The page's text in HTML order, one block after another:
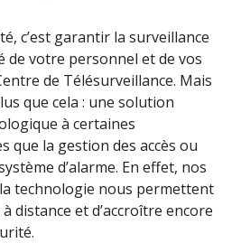
c’est garantir la surveillance
de votre personnel et de vos
de Télésurveillance. Mais
que cela : une solution
à certaines
que la gestion des accès ou
d’alarme. En effet, nos
technologie nous permettent
distance et d’accroître encore